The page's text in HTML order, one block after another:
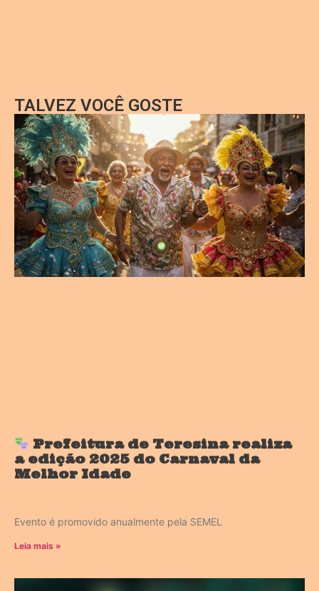
TALVEZ VOCÊ GOSTE
Prefeitura de Teresina realiza
a edição 2025 do Carnaval da
Melhor Idade
Evento é promovido anualmente pela SEMEL
Leia mais »